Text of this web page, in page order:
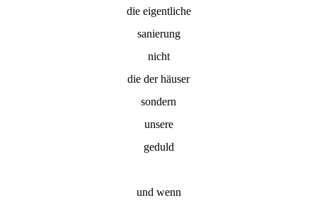
die eigentliche
sanierung
nicht
die der häuser
sondern
unsere
geduld
und wenn